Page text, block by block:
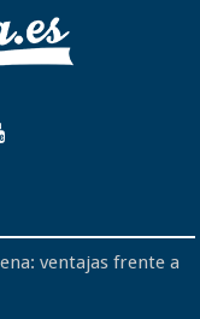
ventajas frente a